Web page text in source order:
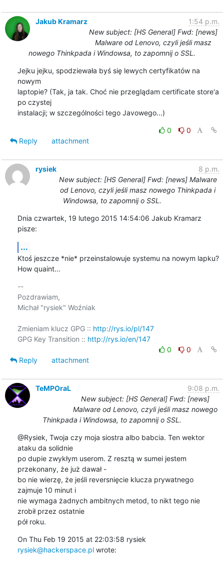
Jakub Kramarz
1:54 p.m.
New subject: [HS General] Fwd: [news]
Malware od Lenovo, czyli jeśli masz
nowego Thinkpada i Windowsa, to zapomnij o SSL.
Jejku jejku, spodziewała byś się lewych certyfikatów na
nowym
laptopie? (Tak, ja tak. Choć nie przeglądam certificate store'a
po czystej
instalacji; w szczególności tego Javowego...)
0
0
Reply
attachment
rysiek
8 p.m.
New subject: [HS General] Fwd: [news] Malware
od Lenovo, czyli jeśli masz nowego Thinkpada i
Windowsa, to zapomnij o SSL.
Dnia czwartek, 19 lutego 2015 14:54:06 Jakub Kramarz
pisze:
...
Ktoś jeszcze *nie* przeinstalowuje systemu na nowym lapku?
How quaint...
--
Pozdrawiam,
Michał "rysiek" Woźniak
Zmieniam klucz GPG :: http://rys.io/pl/147
GPG Key Transition :: http://rys.io/en/147
0
0
Reply
attachment
TeMPOraL
9:08 p.m.
New subject: [HS General] Fwd: [news]
Malware od Lenovo, czyli jeśli masz nowego
Thinkpada i Windowsa, to zapomnij o SSL.
@Rysiek, Twoja czy moja siostra albo babcia. Ten wektor
ataku da solidnie
po dupie zwykłym userom. Z resztą w sumei jestem
przekonany, że już dawał -
bo nie wierzę, że jeśli reversnięcie klucza prywatnego
zajmuje 10 minut i
nie wymaga żadnych ambitnych metod, to nikt tego nie
zrobił przez ostatnie
pół roku.
rysiek@hackerspace.pl wrote: